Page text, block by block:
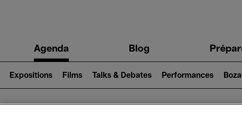
navigationAgenda Blog
Expositions Films Talks & Debates Performances